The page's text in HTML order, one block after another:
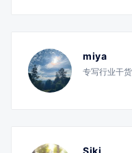
miya
专写行业干
Siki